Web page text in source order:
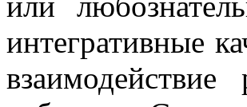
интегративные